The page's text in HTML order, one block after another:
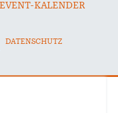
EVENT-KALENDER
DATENSCHUTZ